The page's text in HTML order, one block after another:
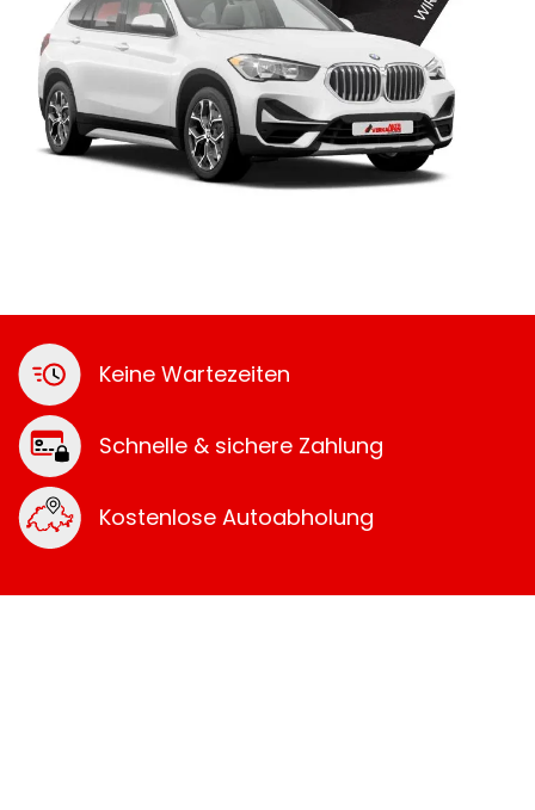
Keine Wartezeiten
Schnelle & sichere Zahlung
Kostenlose Autoabholung